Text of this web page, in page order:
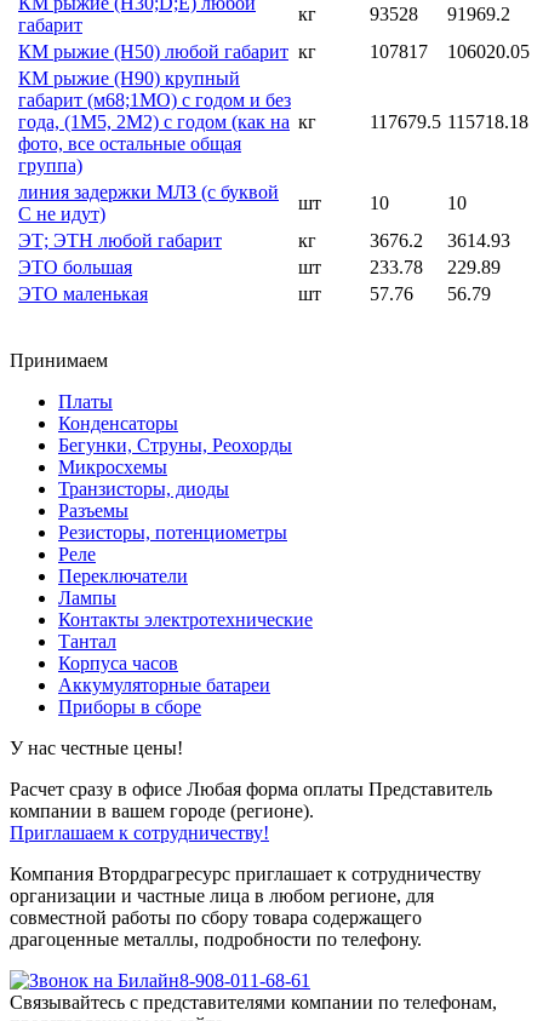
габарит
кг 93528
91969.2
КМ рыжие (Н50) любой габарит кг 107817
106020.05
КМ рыжие (Н90) крупный
габарит (м68;1МО) с годом и без
года, (1М5, 2М2) с годом (как на
фото, все остальные общая
группа)
кг 117679.5 115718.18
линия задержки МЛЗ (с буквой
С не идут)
шт 10
10
ЭТ; ЭТН любой габарит
кг 3676.2
3614.93
ЭТО большая
шт 233.78
229.89
ЭТО маленькая
шт 57.76 56.79
Принимаем
Платы
Конденсаторы
Бегунки, Струны, Реохорды
Микросхемы
Транзисторы, диоды
Разъемы
Резисторы, потенциометры
Реле
Переключатели
Лампы
Контакты электротехнические
Тантал
Корпуса часов
Аккумуляторные батареи
Приборы в сборе
У нас честные цены!
Расчет сразу в офисе Любая форма оплаты Представитель
компании в вашем городе (регионе).
Приглашаем к сотрудничеству!
Компания Втордрагресурс приглашает к сотрудничеству
организации и частные лица в любом регионе, для
совместной работы по сбору товара содержащего
драгоценные металлы, подробности по телефону.
8-908-011-68-61
Связывайтесь с представителями компании по телефонам,